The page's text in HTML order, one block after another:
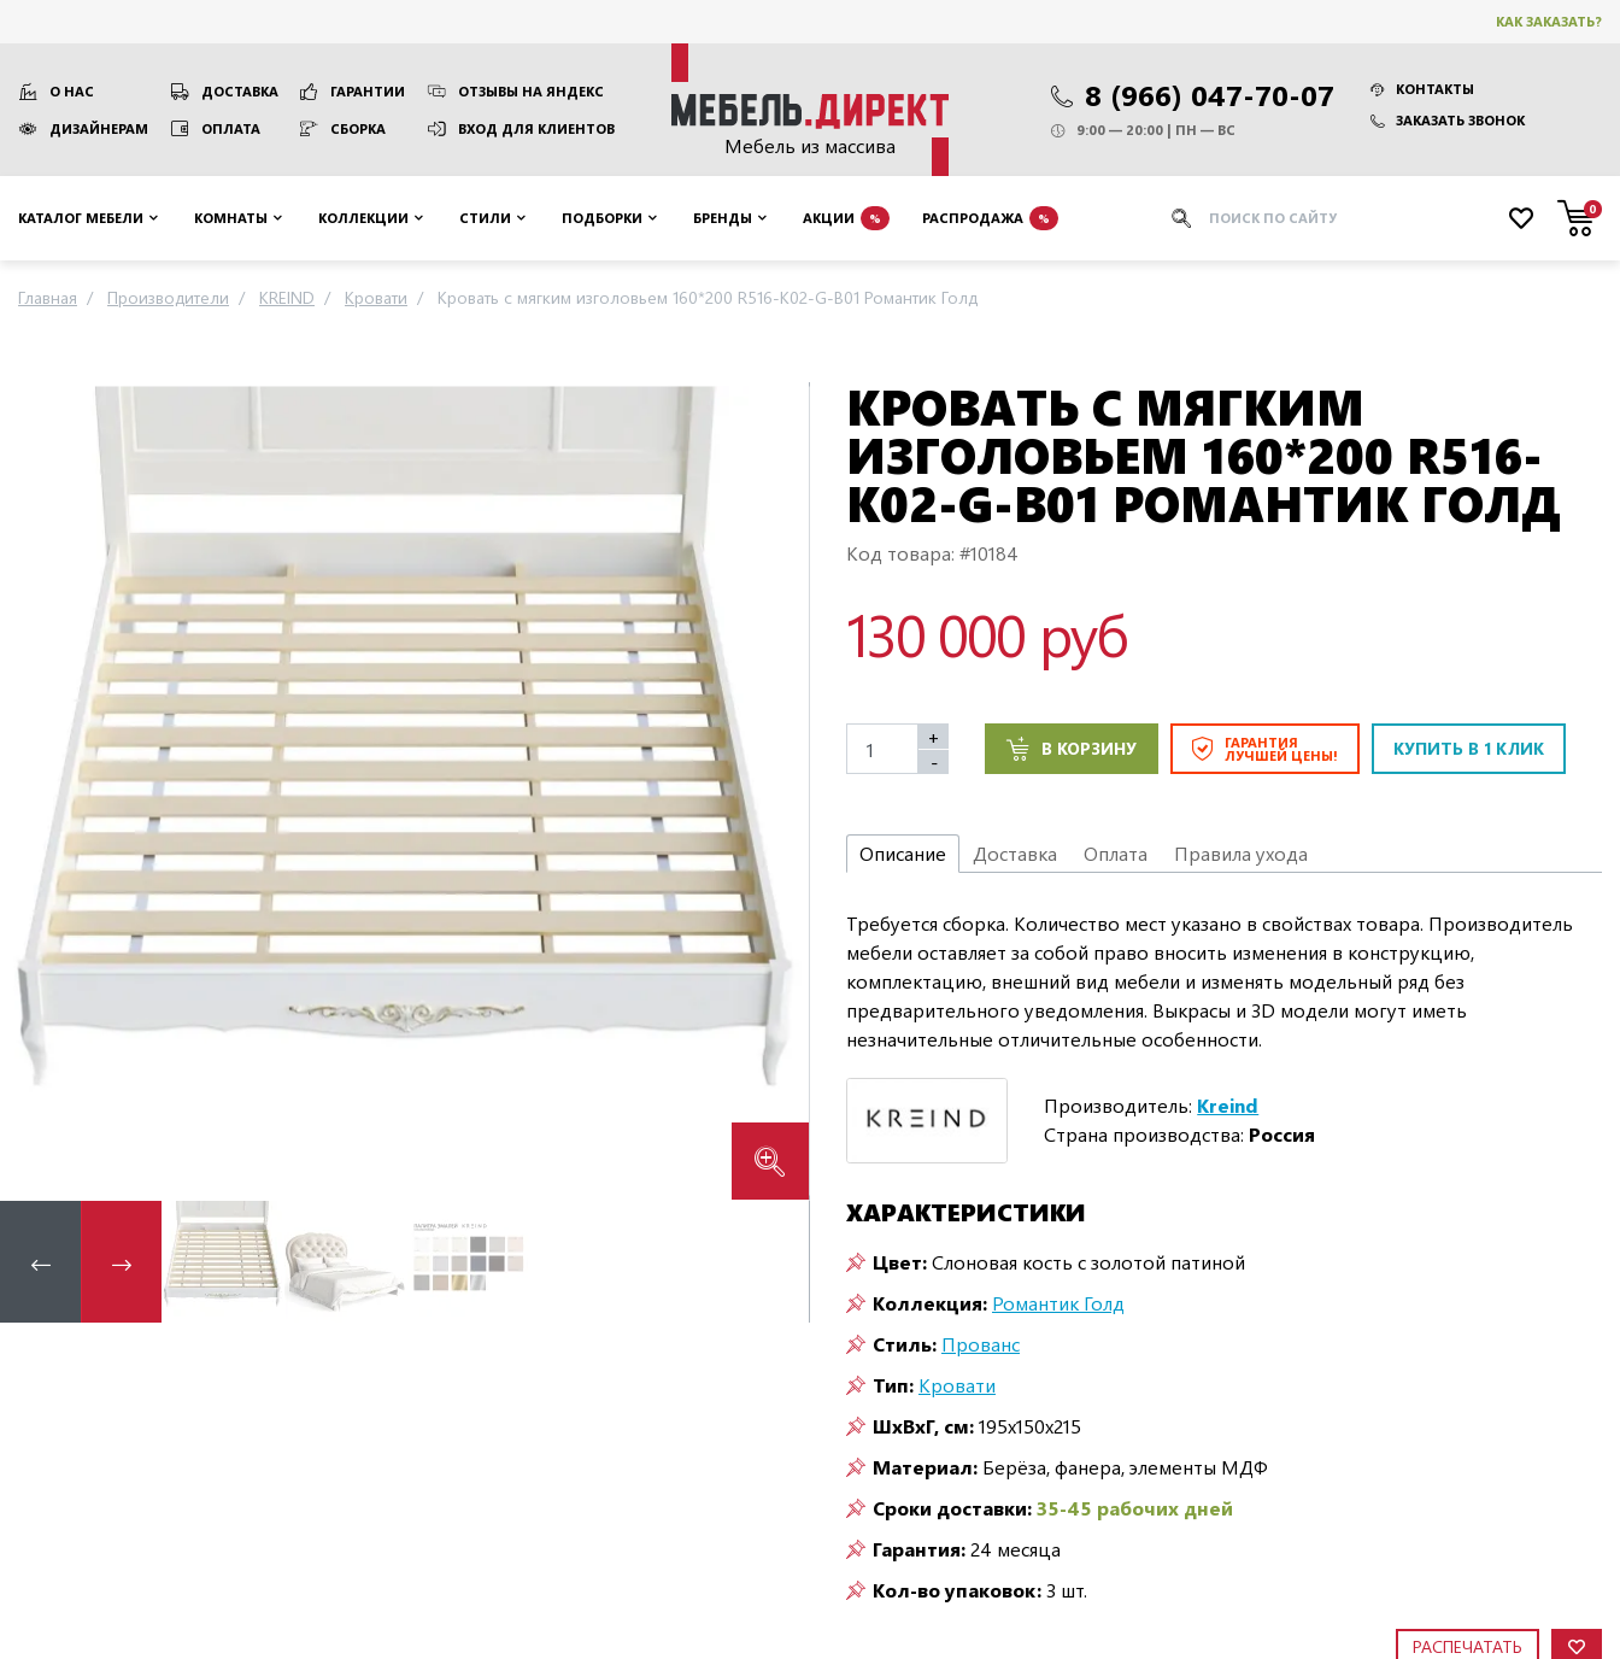
КАК ЗАКАЗАТЬ?
Мебель из массива
О НАС ДОСТАВКА ГАРАНТИИ ОТЗЫВЫ НА ЯНДЕКС
ДИЗАЙНЕРАМ ОПЛАТА СБОРКА ВХОД ДЛЯ КЛИЕНТОВ
8 (966) 047-70-07
КОНТАКТЫ
ЗАКАЗАТЬ ЗВОНОК
9:00 — 20:00 | ПН — ВС
КАТАЛОГ МЕБЕЛИ КОМНАТЫ КОЛЛЕКЦИИ СТИЛИ ПОДБОРКИ БРЕНДЫ АКЦИИ % РАСПРОДАЖА %
0
Главная Производители KREIND Кровати Кровать с мягким изголовьем 160*200 R516-K02-G-B01 Романтик Голд
КРОВАТЬ С МЯГКИМ
ИЗГОЛОВЬЕМ 160*200 R516-
K02-G-B01 РОМАНТИК ГОЛД
Код товара: #10184
130 000 руб
+
-
В КОРЗИНУ ГАРАНТИЯ
ЛУЧШЕЙ ЦЕНЫ! КУПИТЬ В 1 КЛИК
Описание Доставка Оплата Правила ухода
Требуется сборка. Количество мест указано в свойствах товара. Производитель
мебели оставляет за собой право вносить изменения в конструкцию,
комплектацию, внешний вид мебели и изменять модельный ряд без
предварительного уведомления. Выкрасы и 3D модели могут иметь
незначительные отличительные особенности.
Производитель: Kreind
Страна производства: Россия
ХАРАКТЕРИСТИКИ
Цвет:Слоновая кость с золотой патиной
Коллекция: Романтик Голд
Стиль: Прованс
Тип: Кровати
ШxВxГ, см:195x150x215
Материал: Берёза, фанера, элементы МДФ
Сроки доставки:35-45 рабочих дней
Гарантия:24 месяца
Кол-во упаковок:3 шт.
РАСПЕЧАТАТЬ